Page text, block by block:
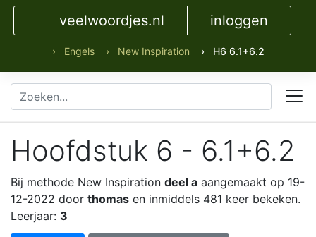
veelwoordjes.nl inloggen
› Engels › New Inspiration › H6 6.1+6.2
Hoofdstuk 6 - 6.1+6.2
Bij methode New Inspiration deel a aangemaakt op 19-
12-2022 door thomas en inmiddels 481 keer bekeken.
Leerjaar: 3